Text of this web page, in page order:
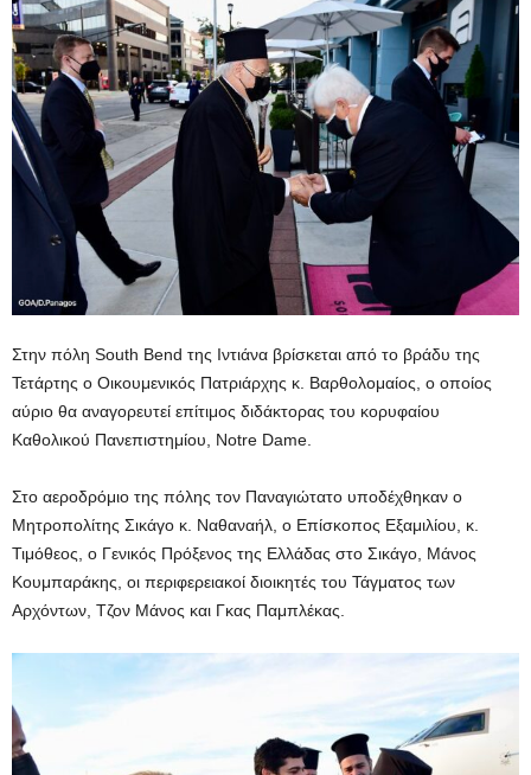
Στην πόλη South Bend της Ιντιάνα βρίσκεται από το βράδυ της
Τετάρτης ο Οικουμενικός Πατριάρχης κ. Βαρθολομαίος, ο οποίος
αύριο θα αναγορευτεί επίτιμος διδάκτορας του κορυφαίου
Καθολικού Πανεπιστημίου, Notre Dame.
Στο αεροδρόμιο της πόλης τον Παναγιώτατο υποδέχθηκαν ο
Μητροπολίτης Σικάγο κ. Ναθαναήλ, ο Επίσκοπος Εξαμιλίου, κ.
Τιμόθεος, ο Γενικός Πρόξενος της Ελλάδας στο Σικάγο, Μάνος
Κουμπαράκης, οι περιφερειακοί διοικητές του Τάγματος των
Αρχόντων, Τζον Μάνος και Γκας Παμπλέκας.